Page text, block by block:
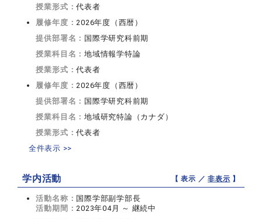
授業形式：代表者
履修年度：2026年度（西暦）
提供部署名： 国際学研究科前期
授業科目名：地域情報学特論
授業形式：代表者
履修年度：2026年度（西暦）
提供部署名： 国際学研究科前期
授業科目名：地域研究特論（カナダ）
授業形式：代表者
全件表示 >>
学内活動 【 表示 ／非表示 】
活動名称： 国際学部副学部長
活動期間：2023年04月 ～ 継続中